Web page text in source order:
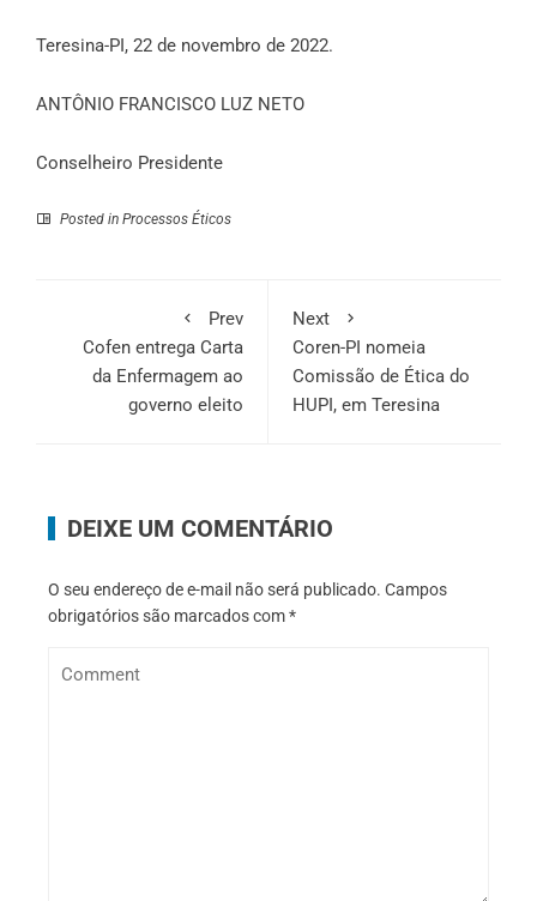
Teresina-PI, 22 de novembro de 2022.
ANTÔNIO FRANCISCO LUZ NETO
Conselheiro Presidente
Posted in Processos Éticos
Prev
Cofen entrega Carta
da Enfermagem ao
governo eleito
Next
Coren-PI nomeia
Comissão de Ética do
HUPI, em Teresina
DEIXE UM COMENTÁRIO
O seu endereço de e-mail não será publicado. Campos
obrigatórios são marcados com*